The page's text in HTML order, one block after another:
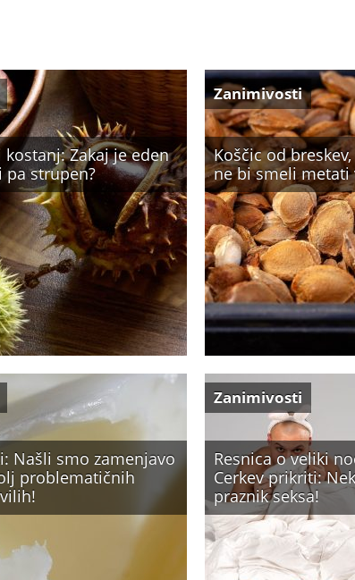
Zakaj je eden
pa strupen?
Koščic od
ne bi smeli metati
Zanimivosti
Našli smo zamenjavo
problematičnih
Resnica o veliki
Cerkev prikriti:
praznik seksa!
Zanimivosti